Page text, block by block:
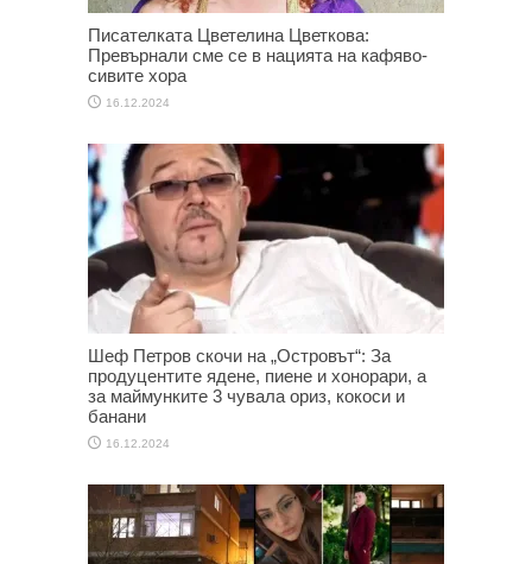
Писателката Цветелина Цветкова:
Превърнали сме се в нацията на кафяво-
сивите хора
16.12.2024
Шеф Петров скочи на „Островът“: За
продуцентите ядене, пиене и хонорари, а
за маймунките 3 чувала ориз, кокоси и
банани
16.12.2024